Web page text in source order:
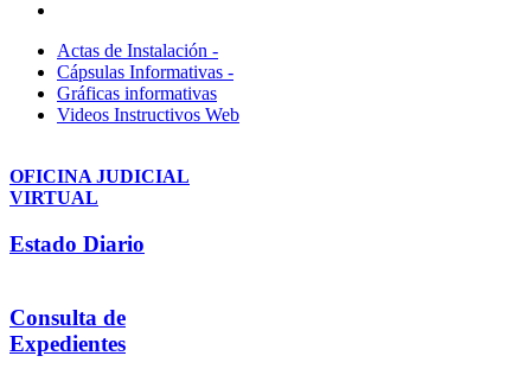
Actas de Instalación -
Cápsulas Informativas -
Gráficas informativas
Videos Instructivos Web
OFICINA JUDICIAL
VIRTUAL
Estado Diario
Consulta de
Expedientes